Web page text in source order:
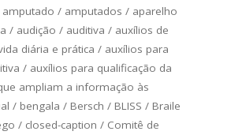
amputado / amputados / aparelho
/ audição / auditiva / auxílios de
diária e prática / auxílios para
/ auxílios para qualificação da
ampliam a informação às
/ bengala / Bersch / BLISS / Braile
/ closed-caption / Comitê de